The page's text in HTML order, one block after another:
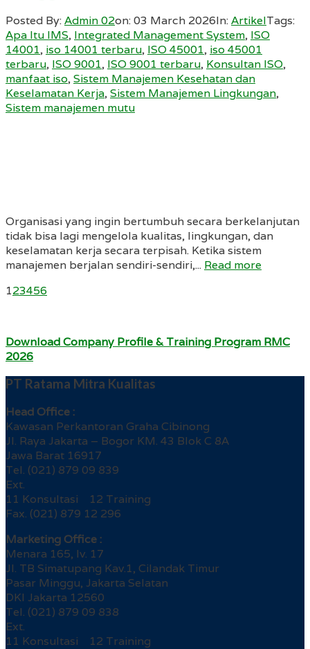
Posted By:Admin 02on:03 March 2026In:ArtikelTags:
Apa Itu IMS, Integrated Management System, ISO
14001, iso 14001 terbaru, ISO 45001, iso 45001
terbaru, ISO 9001, ISO 9001 terbaru, Konsultan ISO,
manfaat iso,Sistem Manajemen Kesehatan dan
Keselamatan Kerja,Sistem Manajemen Lingkungan,
Sistem manajemen mutu
Organisasi yang ingin bertumbuh secara berkelanjutan
tidak bisa lagi mengelola kualitas, lingkungan, dan
keselamatan kerja secara terpisah. Ketika sistem
manajemen berjalan sendiri-sendiri,... Read more
123456
Download Company Profile & Training Program RMC
2026
PT Ratama Mitra Kualitas
Head Office :
Kawasan Perkantoran Graha Cibinong
Jl. Raya Jakarta – Bogor KM. 43 Blok C 8A
Jawa Barat 16917
Tel. (021) 879 09 839
Ext.
11 Konsultasi 12 Training
Fax. (021) 879 12 296
Marketing Office :
Menara 165, lv. 17
Jl. TB Simatupang Kav.1, Cilandak Timur
Pasar Minggu, Jakarta Selatan
DKI Jakarta 12560
Tel. (021) 879 09 838
Ext.
11 Konsultasi 12 Training